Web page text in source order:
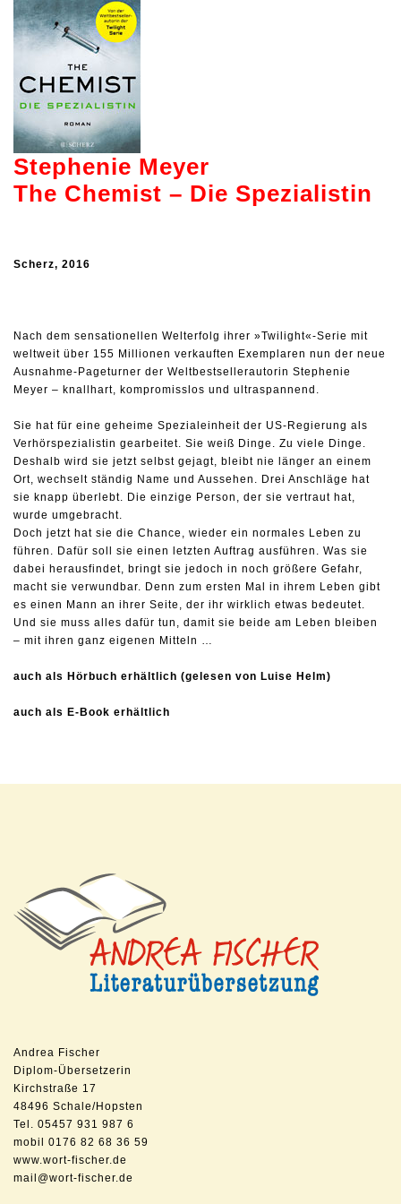
Stephenie Meyer
The Chemist – Die Spezialistin
Scherz, 2016
Nach dem sensationellen Welterfolg ihrer »Twilight«-Serie mit
weltweit über 155 Millionen verkauften Exemplaren nun der neue
Ausnahme-Pageturner der Weltbestsellerautorin Stephenie
Meyer – knallhart, kompromisslos und ultraspannend.
Sie hat für eine geheime Spezialeinheit der US-Regierung als
Verhörspezialistin gearbeitet. Sie weiß Dinge. Zu viele Dinge.
Deshalb wird sie jetzt selbst gejagt, bleibt nie länger an einem
Ort, wechselt ständig Name und Aussehen. Drei Anschläge hat
sie knapp überlebt. Die einzige Person, der sie vertraut hat,
wurde umgebracht.
Doch jetzt hat sie die Chance, wieder ein normales Leben zu
führen. Dafür soll sie einen letzten Auftrag ausführen. Was sie
dabei herausfindet, bringt sie jedoch in noch größere Gefahr,
macht sie verwundbar. Denn zum ersten Mal in ihrem Leben gibt
es einen Mann an ihrer Seite, der ihr wirklich etwas bedeutet.
Und sie muss alles dafür tun, damit sie beide am Leben bleiben
– mit ihren ganz eigenen Mitteln …
auch als Hörbuch erhältlich (gelesen von Luise Helm)
auch als E-Book erhältlich
Andrea Fischer
Diplom-Übersetzerin
Kirchstraße 17
48496 Schale/Hopsten
Tel. 05457 931 987 6
mobil 0176 82 68 36 59
www.wort-fischer.de
mail@wort-fischer.de